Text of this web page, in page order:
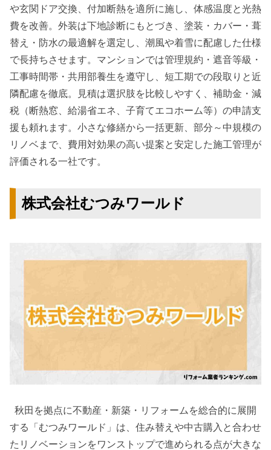
や玄関ドア交換、付加断熱を適所に施し、体感温度と光熱
費を改善。外装は下地診断にもとづき、塗装・カバー・葺
替え・防水の最適解を選定し、潮風や着雪に配慮した仕様
で長持ちさせます。マンションでは管理規約・遮音等級・
工事時間帯・共用部養生を遵守し、短工期での段取りと近
隣配慮を徹底。見積は選択肢を比較しやすく、補助金・減
税（断熱窓、給湯省エネ、子育てエコホーム等）の申請支
援も頼れます。小さな修繕から一括更新、部分～中規模の
リノベまで、費用対効果の高い提案と安定した施工管理が
評価される一社です。
株式会社むつみワールド
秋田を拠点に不動産・新築・リフォームを総合的に展開
する「むつみワールド」は、住み替えや中古購入と合わせ
たリノベーションをワンストップで進められる点が大きな